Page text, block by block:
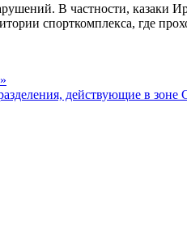
В частности, казаки
спорткомплекса, где
действующие в